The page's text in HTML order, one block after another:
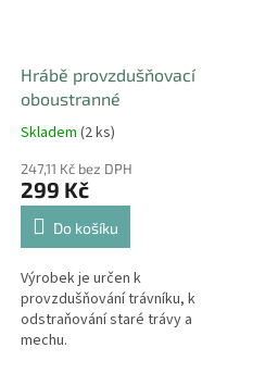
Hrábě provzdušňovací
oboustranné
Skladem (2 ks)
247,11 Kč bez DPH
299 Kč
Do košíku
Výrobek je určen k
provzdušňování trávníku, k
odstraňování staré trávy a
mechu.